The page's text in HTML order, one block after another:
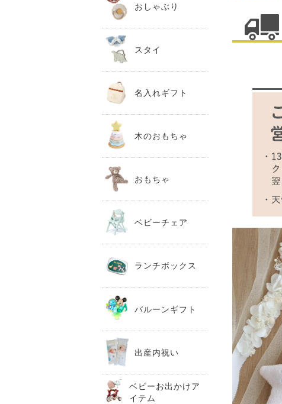
おしゃぶり
スタイ
名入れギフト
木のおもちゃ
おもちゃ
ベビーチェア
ランチボックス
バルーンギフト
出産内祝い
ベビーお出かけア
イテム